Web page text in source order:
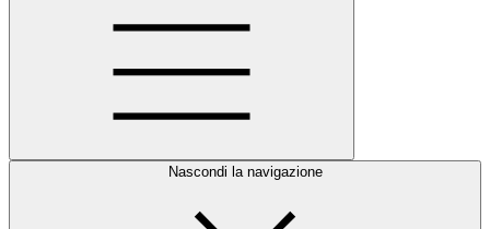
Nascondi la navigazione